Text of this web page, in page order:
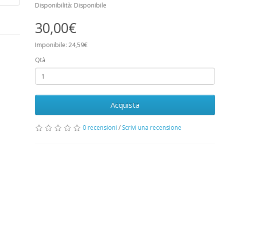
Disponibilità: Disponibile
30,00€
Imponibile: 24,59€
Qtà
Acquista
0 recensioni / Scrivi una recensione